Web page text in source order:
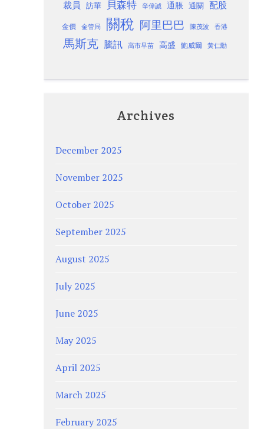
裁員 訪華 貝森特 辛偉誠 通脹 通關 配股
金價 金管局 關稅 阿里巴巴 陳茂波 香港
馬斯克 騰訊 高市早苗 高盛 鮑威爾 黃仁勳
Archives
December 2025
November 2025
October 2025
September 2025
August 2025
July 2025
June 2025
May 2025
April 2025
March 2025
February 2025